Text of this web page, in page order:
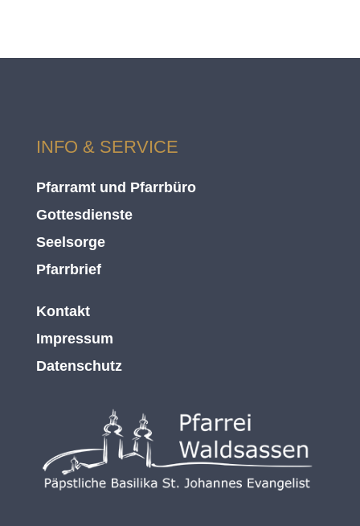
INFO & SERVICE
Pfarramt und Pfarrbüro
Gottesdienste
Seelsorge
Pfarrbrief
Kontakt
Impressum
Datenschutz